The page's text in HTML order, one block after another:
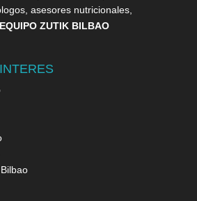
asesores nutricionales,
EQUIPO ZUTIK BILBAO